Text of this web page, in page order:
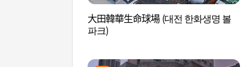
大田韓華生命球場 (대전 한화생명 볼
파크)